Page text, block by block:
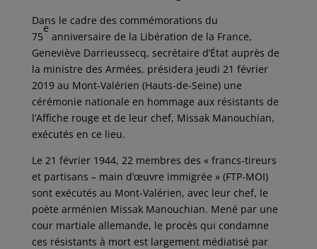
Dans le cadre des commémorations du
75
e
anniversaire de la Libération de la France,
Geneviève Darrieussecq, secrétaire d’État auprès de
la ministre des Armées, présidera jeudi 21 février
2019 au Mont-Valérien (Hauts-de-Seine) une
cérémonie nationale en hommage aux résistants de
l’Affiche rouge et de leur chef, Missak Manouchian,
exécutés en ce lieu.
Le 21 février 1944, 22 membres des « francs-tireurs
et partisans – main d’œuvre immigrée » (FTP-MOI)
sont exécutés au Mont-Valérien, avec leur chef, le
poète arménien Missak Manouchian. Mené par une
cour martiale allemande, le procès qui condamne
ces résistants à mort est largement médiatisé par